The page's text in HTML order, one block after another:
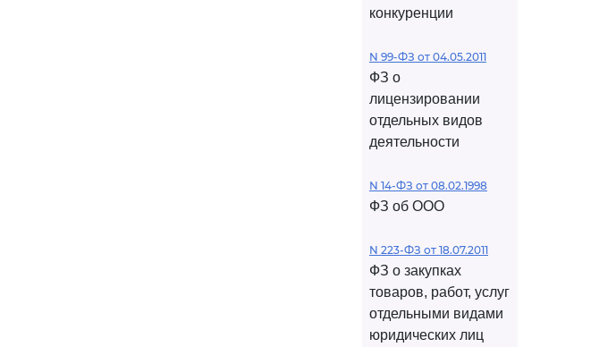
конкуренции
N 99-ФЗ от 04.05.2011
ФЗ о
лицензировании
отдельных видов
деятельности
N 14-ФЗ от 08.02.1998
ФЗ об ООО
N 223-ФЗ от 18.07.2011
ФЗ о закупках
товаров, работ, услуг
отдельными видами
юридических лиц